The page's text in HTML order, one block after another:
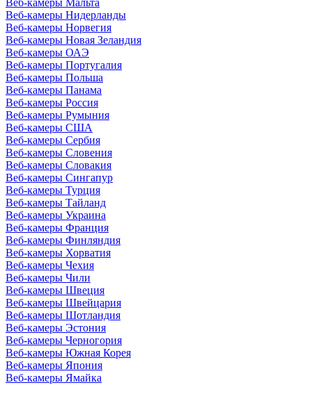
Веб-камеры Мальта
Веб-камеры Нидерланды
Веб-камеры Норвегия
Веб-камеры Новая Зеландия
Веб-камеры ОАЭ
Веб-камеры Португалия
Веб-камеры Польша
Веб-камеры Панама
Веб-камеры Россия
Веб-камеры Румыния
Веб-камеры США
Веб-камеры Сербия
Веб-камеры Словения
Веб-камеры Словакия
Веб-камеры Сингапур
Веб-камеры Турция
Веб-камеры Тайланд
Веб-камеры Украина
Веб-камеры Франция
Веб-камеры Финляндия
Веб-камеры Хорватия
Веб-камеры Чехия
Веб-камеры Чили
Веб-камеры Швеция
Веб-камеры Швейцария
Веб-камеры Шотландия
Веб-камеры Эстония
Веб-камеры Черногория
Веб-камеры Южная Корея
Веб-камеры Япония
Веб-камеры Ямайка